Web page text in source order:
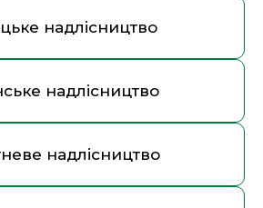
надлісництво
надлісництво
надлісництво